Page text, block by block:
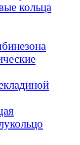
кольца